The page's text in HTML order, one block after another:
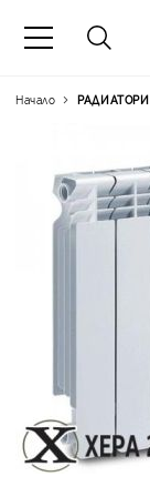
Начало РАДИАТОРИ